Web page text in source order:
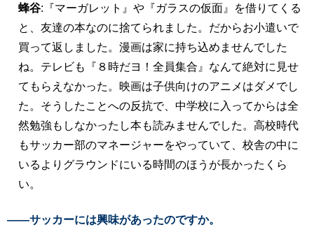
蜂谷:『マーガレット』や『ガラスの仮面』を借りてくる
と、友達の本なのに捨てられました。だからお小遣いで
買って返しました。漫画は家に持ち込めませんでした
ね。テレビも『８時だヨ！全員集合』なんて絶対に見せ
てもらえなかった。映画は子供向けのアニメはダメでし
た。そうしたことへの反抗で、中学校に入ってからは全
然勉強もしなかったし本も読みませんでした。高校時代
もサッカー部のマネージャーをやっていて、校舎の中に
いるよりグラウンドにいる時間のほうが長かったくら
い。
――サッカーには興味があったのですか。